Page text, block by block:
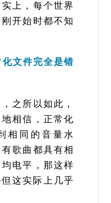
上，每个世界
开始时都不知
文件完全是错
之所以如此，
相信，正常化
相同的音量水
歌曲都具有相
电平，那这样
这实际上几乎